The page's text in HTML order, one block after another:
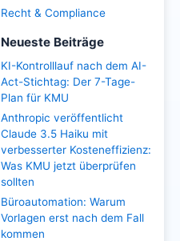
Recht & Compliance
Neueste Beiträge
KI-Kontrolllauf nach dem AI-
Act-Stichtag: Der 7-Tage-
Plan für KMU
Anthropic veröffentlicht
Claude 3.5 Haiku mit
verbesserter Kosteneffizienz:
Was KMU jetzt überprüfen
sollten
Büroautomation: Warum
Vorlagen erst nach dem Fall
kommen